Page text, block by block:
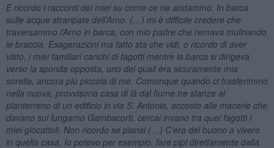
E ricordo i racconti dei miei su come ce ne andammo. In barca
sulle acque straripate dell’Arno. (…) mi è difficile credere che
traversammo l’Arno in barca, con mio padre che remava mulinando
le braccia. Esagerazioni ma fatto sta che vidi, o ricordo di aver
visto, i miei familiari carichi di fagotti mentre la barca si dirigeva
verso la sponda opposta, uno dei quali era sicuramente mia
sorella, ancora più piccola di me. Comunque quando ci trasferimmo
nella nuova, provvisoria casa di là dal fiume tre stanze al
pianterreno di un edificio in via S. Antonio, accosto alle macerie che
davano sul lungarno Gambacorti, cercai invano tra quei fagotti i
miei giocattoli. Non ricordo se piansi (…) C’era del buono a vivere
in quella casa. Io potevo per esempio, fare pipi direttamente dalla